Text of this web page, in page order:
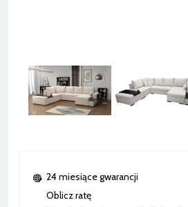
24 miesiące gwarancji
Oblicz ratę